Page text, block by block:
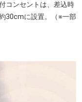
コンセントは、差込時
30cmに設置。（※一部